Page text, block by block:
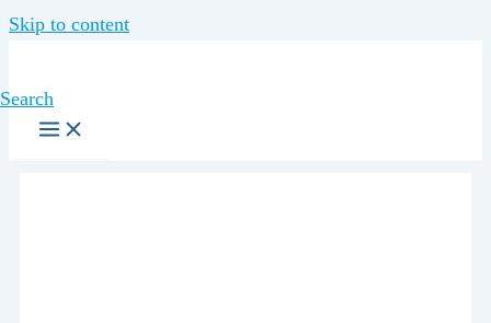
Skip to content
Search